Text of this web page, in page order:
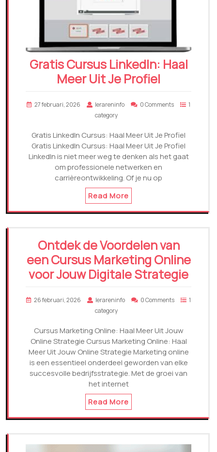
Gratis Cursus LinkedIn: Haal
Meer Uit Je Profiel
27 februari, 2026 lerareninfo 0 Comments
1
category
Gratis LinkedIn Cursus: Haal Meer Uit Je Profiel
Gratis LinkedIn Cursus: Haal Meer Uit Je Profiel
LinkedIn is niet meer weg te denken als het gaat
om professionele netwerken en
carrièreontwikkeling. Of je nu op
Read More
Ontdek de Voordelen van
een Cursus Marketing Online
voor Jouw Digitale Strategie
26 februari, 2026 lerareninfo 0 Comments
1
category
Cursus Marketing Online: Haal Meer Uit Jouw
Online Strategie Cursus Marketing Online: Haal
Meer Uit Jouw Online Strategie Marketing online
is een essentieel onderdeel geworden van elke
succesvolle bedrijfsstrategie. Met de groei van
het internet
Read More